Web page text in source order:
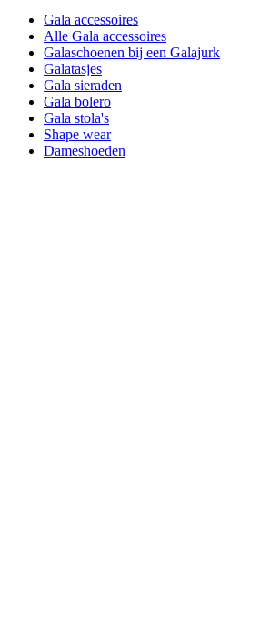
Gala accessoires
Alle Gala accessoires
Galaschoenen bij een Galajurk
Galatasjes
Gala sieraden
Gala bolero
Gala stola's
Shape wear
Dameshoeden